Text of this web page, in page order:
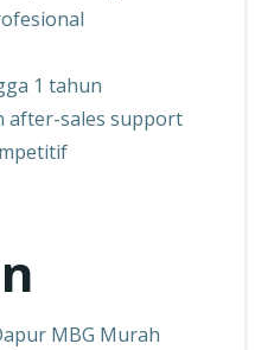
1 tahun
after-sales support
MBG Murah